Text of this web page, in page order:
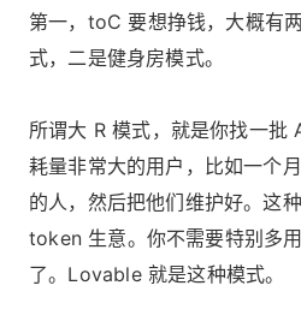
第一，toC 要想挣钱，大概有
式，二是健身房模式。
所谓大 R 模式，就是你找一批
耗量非常大的用户，比如一个
的人，然后把他们维护好。这
token 生意。你不需要特别多
了。Lovable 就是这种模式。